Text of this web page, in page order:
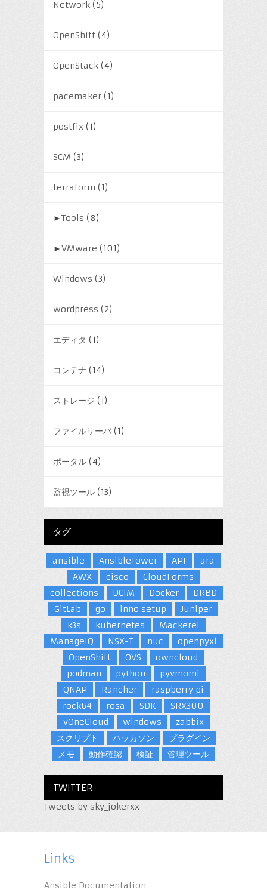
Network(5)
OpenShift(4)
OpenStack(4)
pacemaker(1)
postfix(1)
SCM (3)
terraform (1)
►Tools (8)
►VMware (101)
Windows (3)
wordpress (2)
エディタ (1)
コンテナ (14)
ストレージ (1)
ファイルサーバ(1)
ポータル(4)
監視ツール(13)
タグ
ansible AnsibleTower API
ara
AWX
cisco
CloudForms
collections
DCIM Docker
DRBD
GitLab
go inno setup
Juniper
k3s
kubernetes
Mackerel
ManageIQ
NSX-T nuc
openpyxl
OpenShift
OVS
owncloud
podman
python
pyvmomi
QNAP
Rancher
raspberry pi
rock64
rosa SDK
SRX300
vOneCloud
windows
zabbix
スクリプト
ハッカソン
プラグイン
メモ
動作確認 検証 管理ツール
TWITTER
Tweets by sky_jokerxx
Links
Ansible Documentation